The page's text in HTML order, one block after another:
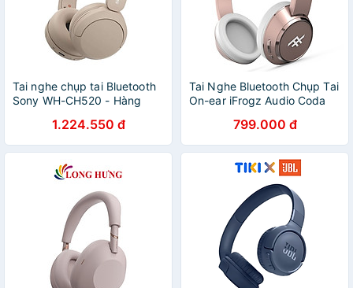
Tai nghe chụp tai Bluetooth
Sony WH-CH520 - Hàng
1.224.550 đ
Tai Nghe Bluetooth Chụp Tai
On-ear iFrogz Audio Coda
799.000 đ